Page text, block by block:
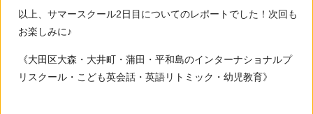
以上、サマースクール2日目についてのレポートでした！次回も
お楽しみに♪
《大田区大森・大井町・蒲田・平和島のインターナショナルプ
リスクール・こども英会話・英語リトミック・幼児教育》